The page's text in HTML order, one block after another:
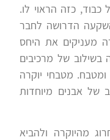
כזה הראוי לו.
הדרושה לחבר
מעניקים את היחס
של מרכיבים
מטבחי יוקרה
של אבנים מיוחדות
מהיוקרה ולהביא